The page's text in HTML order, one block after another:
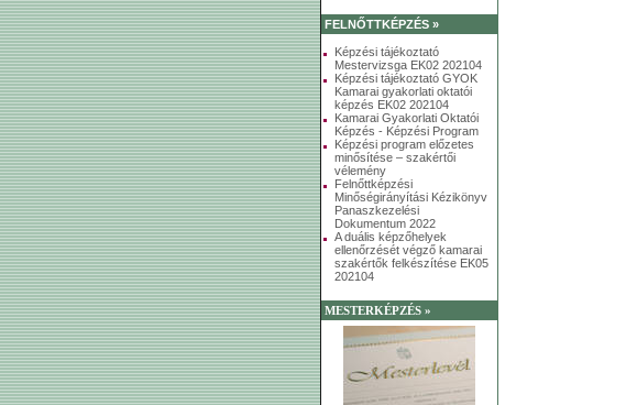
FELNŐTTKÉPZÉS »
Képzési tájékoztató
Mestervizsga EK02 202104
Képzési tájékoztató GYOK
Kamarai gyakorlati oktatói
képzés EK02 202104
Kamarai Gyakorlati Oktatói
Képzés - Képzési Program
Képzési program előzetes
minősítése – szakértői
vélemény
Felnőttképzési
Minőségirányítási Kézikönyv
Panaszkezelési
Dokumentum 2022
A duális képzőhelyek
ellenőrzését végző kamarai
szakértők felkészítése EK05
202104
MESTERKÉPZÉS »